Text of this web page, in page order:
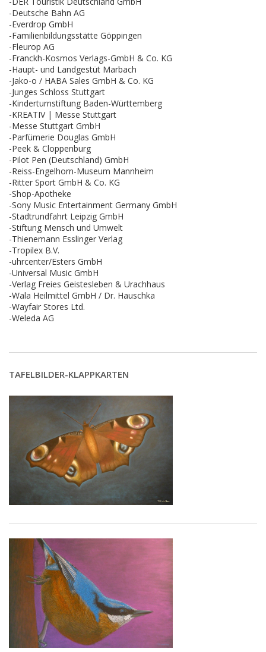
-Deutsche Bahn AG
-Everdrop GmbH
-Familienbildungsstätte Göppingen
-Fleurop AG
-Franckh-Kosmos Verlags-GmbH & Co. KG
-Haupt- und Landgestüt Marbach
-Jako-o / HABA Sales GmbH & Co. KG
-Junges Schloss Stuttgart
-Kinderturnstiftung Baden-Württemberg
-KREATIV | Messe Stuttgart
-Messe Stuttgart GmbH
-Parfümerie Douglas GmbH
-Peek & Cloppenburg
-Pilot Pen (Deutschland) GmbH
-Reiss-Engelhorn-Museum Mannheim
-Ritter Sport GmbH & Co. KG
-Shop-Apotheke
-Sony Music Entertainment Germany GmbH
-Stadtrundfahrt Leipzig GmbH
-Stiftung Mensch und Umwelt
-Thienemann Esslinger Verlag
-Tropilex B.V.
-uhrcenter/Esters GmbH
-Universal Music GmbH
-Verlag Freies Geistesleben & Urachhaus
-Wala Heilmittel GmbH / Dr. Hauschka
-Wayfair Stores Ltd.
-Weleda AG
TAFELBILDER-KLAPPKARTEN